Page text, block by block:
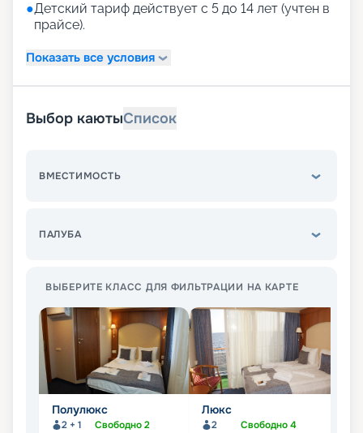
●Детский тариф действует с 5 до 14 лет (учтен в
прайсе).
Показать все условия
Выбор каютыСписок
ВМЕСТИМОСТЬ
ПАЛУБА
ВЫБЕРИТЕ КЛАСС ДЛЯ ФИЛЬТРАЦИИ НА КАРТЕ
Полулюкс
2 + 1 Свободно2
Люкс
2 Свободно4